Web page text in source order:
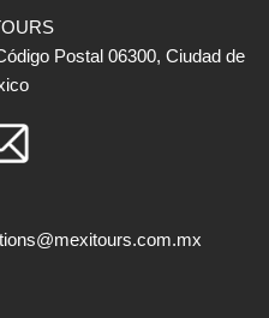
Postal 06300, Ciudad de